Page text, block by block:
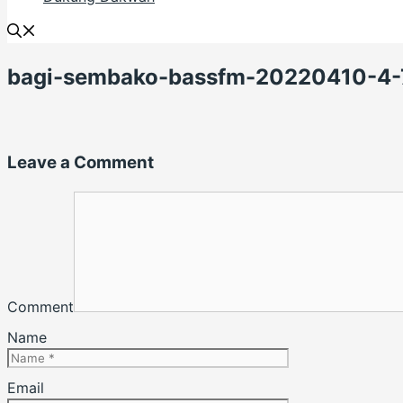
bagi-sembako-bassfm-20220410-
Leave a Comment
Comment
Name
Email